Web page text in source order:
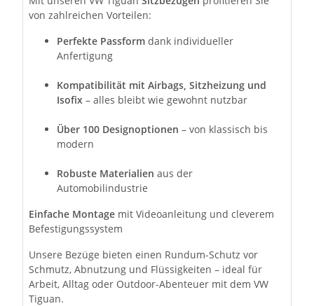
von zahlreichen Vorteilen:
Perfekte Passform dank individueller
Anfertigung
Kompatibilität mit Airbags, Sitzheizung und
Isofix – alles bleibt wie gewohnt nutzbar
Über 100 Designoptionen – von klassisch bis
modern
Robuste Materialien aus der
Automobilindustrie
Einfache Montage mit Videoanleitung und cleverem
Befestigungssystem
Unsere Bezüge bieten einen Rundum-Schutz vor
Schmutz, Abnutzung und Flüssigkeiten – ideal für
Arbeit, Alltag oder Outdoor-Abenteuer mit dem VW
Tiguan.